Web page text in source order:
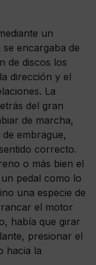
un
encargaba de
de discos los
dirección y el
La
del gran
de marcha,
embrague,
correcto.
o más bien el
pedal como lo
una especie de
el motor
había que girar
presionar el
hacia la